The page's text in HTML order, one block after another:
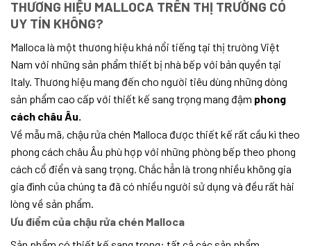
THƯƠNG HIỆU MALLOCA TRÊN THỊ TRƯỜNG CÓ
UY TÍN KHÔNG?
Malloca là một thương hiệu khá nổi tiếng tại thị trường Việt
Nam với những sản phẩm thiết bị nhà bếp với bản quyền tại
Italy. Thương hiệu mang đến cho người tiêu dùng những dòng
sản phẩm cao cấp với thiết kế sang trọng mang đậm phong
cách châu Âu.
Về mẫu mã, chậu rửa chén Malloca được thiết kế rất cầu kì theo
phong cách châu Âu phù hợp với những phòng bếp theo phong
cách cổ điển và sang trọng. Chắc hẳn là trong nhiều không gia
gia đình của chúng ta đã có nhiều người sử dụng và đều rất hài
lòng về sản phẩm.
Ưu điểm của chậu rửa chén Malloca